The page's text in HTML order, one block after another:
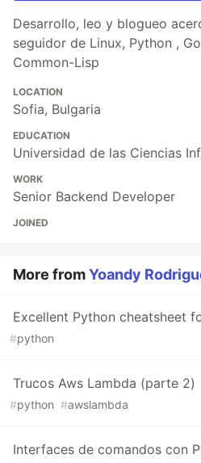
Desarrollo, leo y blogueo
seguidor de Linux, Python ,
Common-Lisp
LOCATION
Sofia, Bulgaria
EDUCATION
Universidad de las Ciencias
WORK
Senior Backend Developer
JOINED
More fromYoandy
Excellent Python cheatsheet
#python
Trucos Aws Lambda (parte 2)
#python #awslambda
Interfaces de comandos con